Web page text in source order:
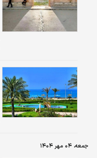
جمعه، ۰۴ مهر ۱۴۰۴